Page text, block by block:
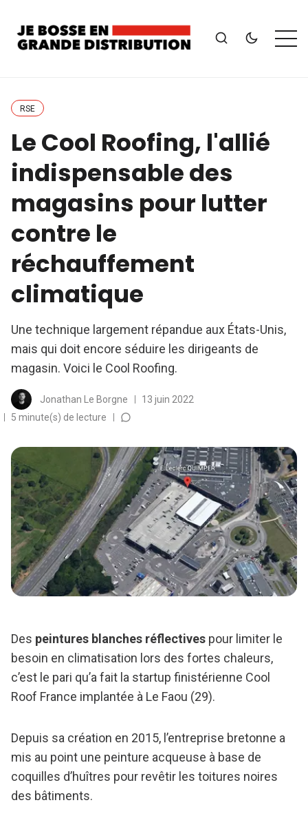
RSE
Le Cool Roofing, l'allié
indispensable des
magasins pour lutter
contre le
réchauffement
climatique
Une technique largement répandue aux États-Unis,
mais qui doit encore séduire les dirigeants de
magasin. Voici le Cool Roofing.
Jonathan Le Borgne
13 juin 2022
5 minute(s) de lecture
Des peintures blanches réflectives pour limiter le
besoin en climatisation lors des fortes chaleurs,
c’est le pari qu’a fait la startup finistérienne Cool
Roof France implantée à Le Faou (29).
Depuis sa création en 2015, l’entreprise bretonne a
mis au point une peinture acqueuse à base de
coquilles d’huîtres pour revêtir les toitures noires
des bâtiments.